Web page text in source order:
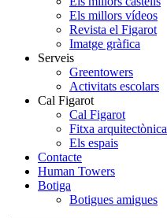
Els millors vídeos
Revista el Figarot
Imatge gràfica
Serveis
Greentowers
Activitats escolars
Cal Figarot
Cal Figarot
Fitxa arquitectònica
Els espais
Contacte
Human Towers
Botiga
Botigues amigues